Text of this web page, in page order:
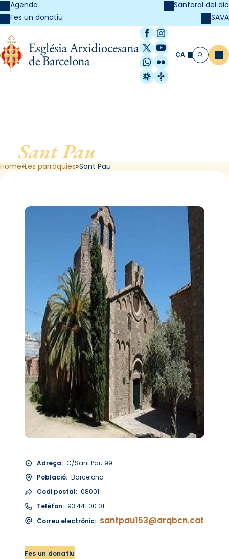
Agenda
Fes un donatiu
Santoral del dia
SAVA
Facebook
Instagram
X / Twitter
YouTube
WhatsApp
Flickr
Radio Estel
Catalunya
CA Cerca
Sant Pau
Home Les parròquies Sant Pau
Adreça: C/Sant Pau 99
Població: Barcelona
Codi postal: 08001
Telèfon: 93 441 00 01
Correu electrònic: santpau153@arqbcn.cat
Fes un donatiu